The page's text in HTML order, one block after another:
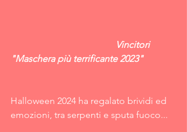
"Maschera più terrificante 2023"
Halloween 2024 ha regalato brividi ed
emozioni, tra serpenti e sputa fuoco...